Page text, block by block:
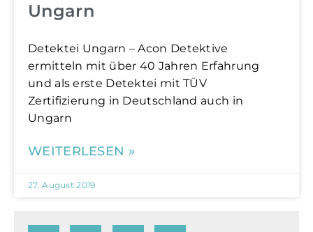
Ungarn
Detektei Ungarn – Acon Detektive
ermitteln mit über 40 Jahren Erfahrung
und als erste Detektei mit TÜV
Zertifizierung in Deutschland auch in
Ungarn
WEITERLESEN »
27. August 2019